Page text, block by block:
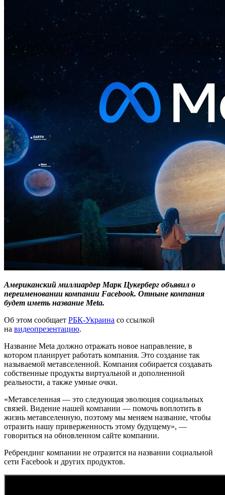
Американский миллиардер Марк Цукерберг объявил о
переименовании компании Facebook. Отныне компания
будет иметь название Meta.
Об этом сообщает РБК-Украина со ссылкой
на видеопрезентацию.
Название Meta должно отражать новое направление, в
котором планирует работать компания. Это создание так
называемой метавселенной. Компания собирается создавать
собственные продукты виртуальной и дополненной
реальности, а также умные очки.
«Метавселенная — это следующая эволюция социальных
связей. Видение нашей компании — помочь воплотить в
жизнь метавселенную, поэтому мы меняем название, чтобы
отразить нашу приверженность этому будущему», —
говориться на обновленном сайте компании.
Ребрендинг компании не отразится на названии социальной
сети Facebook и других продуктов.